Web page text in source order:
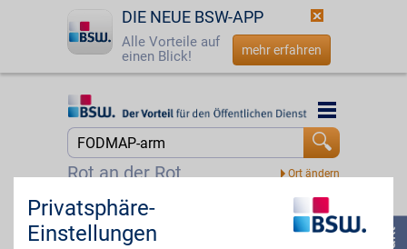
DIE NEUE BSW-APP
Alle Vorteile auf
einen Blick!
mehr erfahren
Startseite
☎ 0800 - 279 25 82
Rot an der Rot
Startseite
Unverträglich.de
Privatsphäre-
Einstellungen